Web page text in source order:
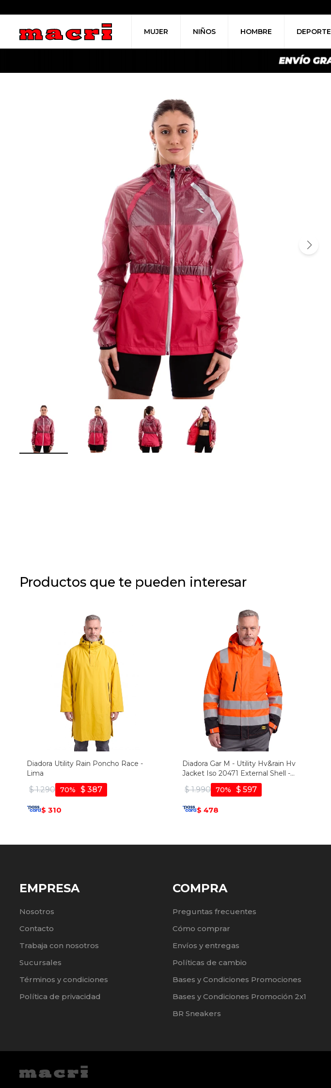
MUJER NIÑOS HOMBRE DEPORTE
Productos que te pueden interesar
Diadora Utility Rain Poncho Race -
Lima
$ 1.290 $ 387
70
$ 310
Diadora Gar M - Utility Hv&rain Hv
Jacket Iso 20471 External Shell -
$ 1.990 $ 597
70
$ 478
EMPRESA
Nosotros
Contacto
Trabaja con nosotros
Sucursales
Términos y condiciones
Política de privacidad
COMPRA
Preguntas frecuentes
Cómo comprar
Envíos y entregas
Políticas de cambio
Bases y Condiciones Promociones
Bases y Condiciones Promoción 2x1
BR Sneakers